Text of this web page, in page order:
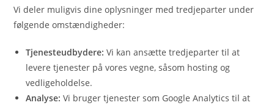
Vi deler muligvis dine oplysninger med tredjeparter under
følgende omstændigheder:
Tjenesteudbydere: Vi kan ansætte tredjeparter til at
levere tjenester på vores vegne, såsom hosting og
vedligeholdelse.
Analyse: Vi bruger tjenester som Google Analytics til at